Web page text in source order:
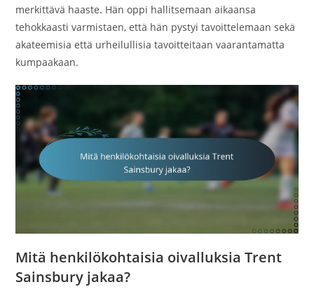
merkittävä haaste. Hän oppi hallitsemaan aikaansa
tehokkaasti varmistaen, että hän pystyi tavoittelemaan sekä
akateemisia että urheilullisia tavoitteitaan vaarantamatta
kumpaakaan.
Mitä henkilökohtaisia oivalluksia Trent
Sainsbury jakaa?